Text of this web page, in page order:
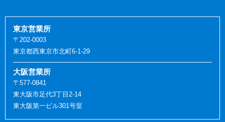
東京営業所
〒202-0003
東京都西東京市北町6-1-29
大阪営業所
〒577-0841
東大阪市足代3丁目2-14
東大阪第一ビル301号室